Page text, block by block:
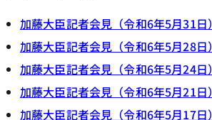
加藤大臣記者会見（令和6年5月31日）
加藤大臣記者会見（令和6年5月28日）
加藤大臣記者会見（令和6年5月24日）
加藤大臣記者会見（令和6年5月21日）
加藤大臣記者会見（令和6年5月17日）